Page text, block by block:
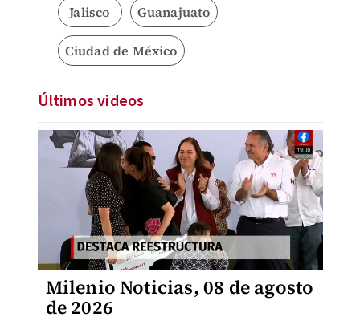
Jalisco Guanajuato
Ciudad de México
Últimos videos
Milenio Noticias, 08 de agosto
de 2026